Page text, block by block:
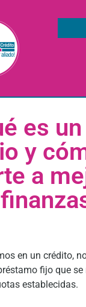
es
y
a
en un crédito,
fijo que
establecidas.